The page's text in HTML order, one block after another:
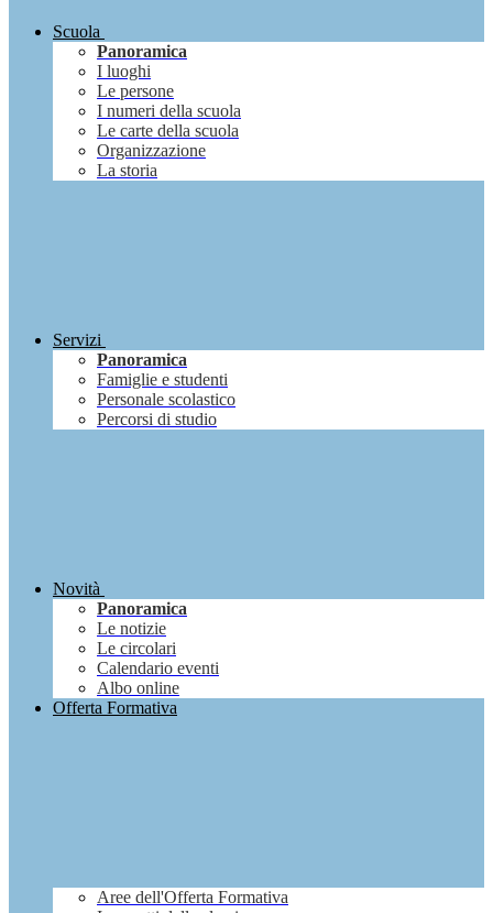
Scuola
Panoramica
I luoghi
Le persone
I numeri della scuola
Le carte della scuola
Organizzazione
La storia
Servizi
Panoramica
Famiglie e studenti
Personale scolastico
Percorsi di studio
Novità
Panoramica
Le notizie
Le circolari
Calendario eventi
Albo online
Offerta Formativa
Aree dell'Offerta Formativa